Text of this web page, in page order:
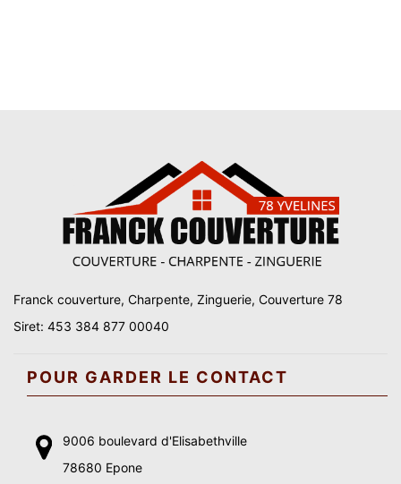
Franck couverture, Charpente, Zinguerie, Couverture 78
Siret: 453 384 877 00040
POUR GARDER LE CONTACT
9006 boulevard d'Elisabethville
78680 Epone